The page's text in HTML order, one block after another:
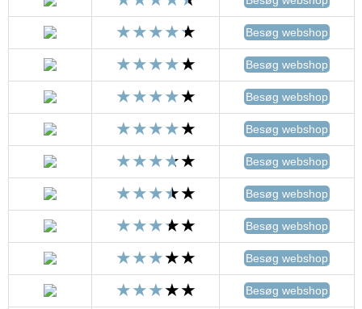
Besøg webshop
Besøg webshop
Besøg webshop
Besøg webshop
Besøg webshop
Besøg webshop
Besøg webshop
Besøg webshop
Besøg webshop